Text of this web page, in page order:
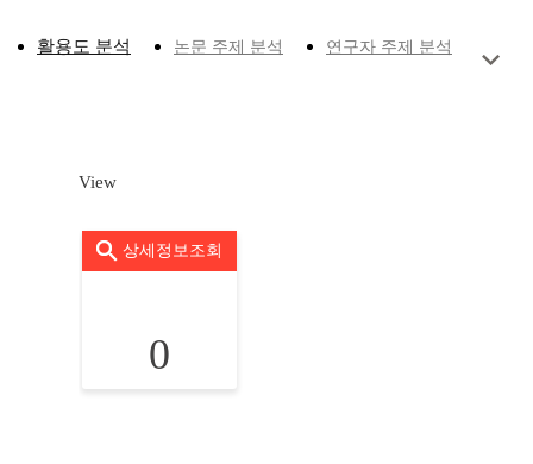
활용도 분석 논문 주제 분석 연구자 주제 분석
View
상세정보조회
0